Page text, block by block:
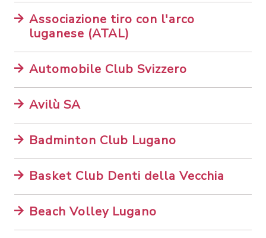
Associazione tiro con l'arco
luganese (ATAL)
Automobile Club Svizzero
Avilù SA
Badminton Club Lugano
Basket Club Denti della Vecchia
Beach Volley Lugano